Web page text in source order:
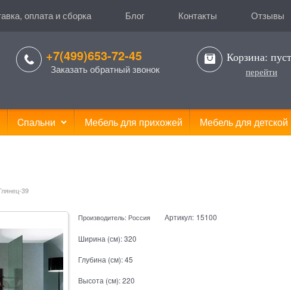
оплата и сборка Блог Контакты Отзывы
+7(499)653-72-45
Заказать обратный звонок
Корзина:
перейти
Cпальни Мебель для прихожей Мебель для детской
39
Производитель: Россия Артикул: 15100
Ширина (см):320
Глубина (см):45
Высота (см):220